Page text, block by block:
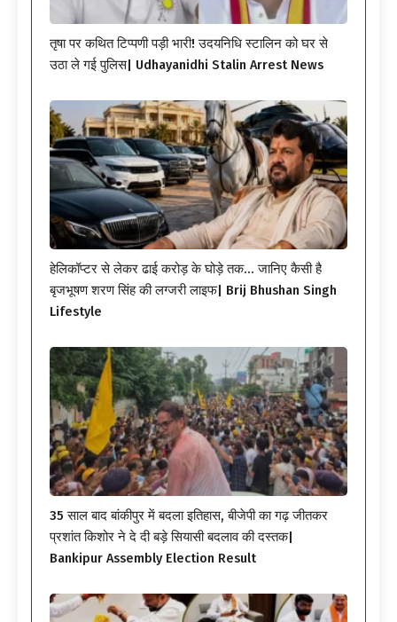
तृषा पर कथित टिप्पणी पड़ी भारी! उदयनिधि स्टालिन को घर से
उठा ले गई पुलिस| Udhayanidhi Stalin Arrest News
हेलिकॉप्टर से लेकर ढाई करोड़ के घोड़े तक… जानिए कैसी है
बृजभूषण शरण सिंह की लग्जरी लाइफ| Brij Bhushan Singh
Lifestyle
35 साल बाद बांकीपुर में बदला इतिहास, बीजेपी का गढ़ जीतकर
प्रशांत किशोर ने दे दी बड़े सियासी बदलाव की दस्तक|
Bankipur Assembly Election Result